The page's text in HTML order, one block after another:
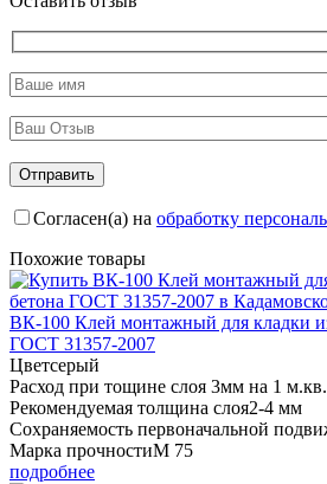
Согласен(а) на обработку
Похожие товары
ВК-100 Клей монтажный для кладки
ГОСТ 31357-2007
Цветсерый
Расход при тощине слоя 3мм на 1 м.кв.
Рекомендуемая толщина слоя2-4 мм
Сохраняемость первоначальной
Марка прочностиМ 75
подробнее